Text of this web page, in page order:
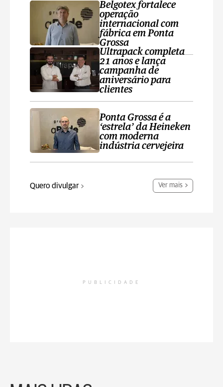
Belgotex fortalece
operação
internacional com
fábrica em Ponta
Grossa
Ultrapack completa
21 anos e lança
campanha de
aniversário para
clientes
Ponta Grossa é a
‘estrela’ da Heineken
com moderna
indústria cervejeira
Quero divulgar Ver mais
PUBLICIDADE